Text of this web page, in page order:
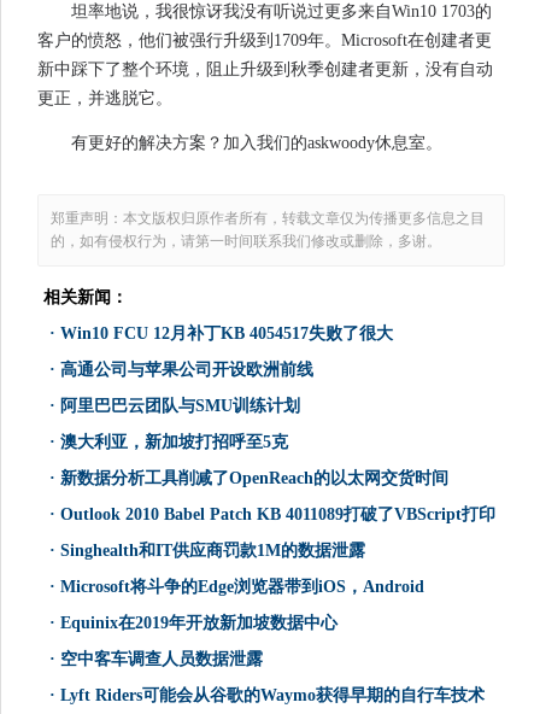
坦率地说，我很惊讶我没有听说过更多来自Win10 1703的
客户的愤怒，他们被强行升级到1709年。Microsoft在创建者更
新中踩下了整个环境，阻止升级到秋季创建者更新，没有自动
更正，并逃脱它。
有更好的解决方案？加入我们的askwoody休息室。
郑重声明：本文版权归原作者所有，转载文章仅为传播更多信息之目
的，如有侵权行为，请第一时间联系我们修改或删除，多谢。
相关新闻：
· Win10 FCU 12月补丁KB 4054517失败了很大
· 高通公司与苹果公司开设欧洲前线
· 阿里巴巴云团队与SMU训练计划
· 澳大利亚，新加坡打招呼至5克
· 新数据分析工具削减了OpenReach的以太网交货时间
· Outlook 2010 Babel Patch KB 4011089打破了VBScript打印
· Singhealth和IT供应商罚款1M的数据泄露
· Microsoft将斗争的Edge浏览器带到iOS，Android
· Equinix在2019年开放新加坡数据中心
· 空中客车调查人员数据泄露
· Lyft Riders可能会从谷歌的Waymo获得早期的自行车技术